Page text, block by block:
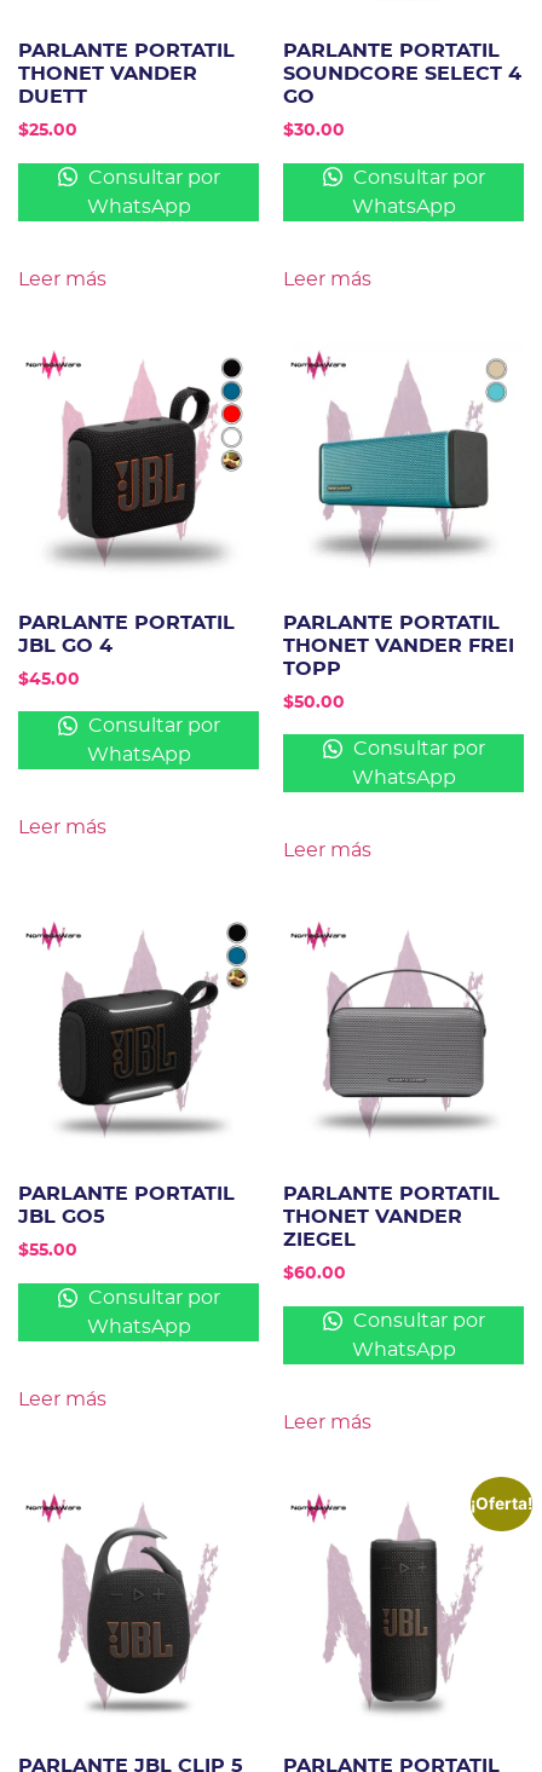
PARLANTE PORTATIL
THONET VANDER
DUETT
$25.00
Consultar por
WhatsApp
Leer más
PARLANTE PORTATIL
SOUNDCORE SELECT 4
GO
$30.00
Consultar por
WhatsApp
Leer más
PARLANTE PORTATIL
JBL GO 4
$45.00
Consultar por
WhatsApp
Leer más
PARLANTE PORTATIL
THONET VANDER FREI
TOPP
$50.00
Consultar por
WhatsApp
Leer más
PARLANTE PORTATIL
JBL GO5
$55.00
Consultar por
WhatsApp
Leer más
PARLANTE PORTATIL
THONET VANDER
ZIEGEL
$60.00
Consultar por
WhatsApp
Leer más
PARLANTE JBL CLIP 5
¡Oferta!
PARLANTE PORTATIL